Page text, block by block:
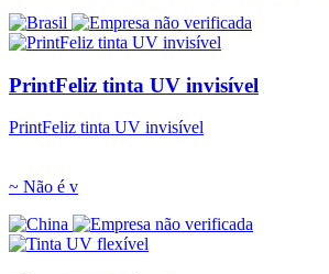
PrintFeliz tinta UV invisível
PrintFeliz tinta UV invisível
~ Não é v